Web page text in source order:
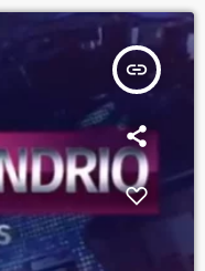
insert_link